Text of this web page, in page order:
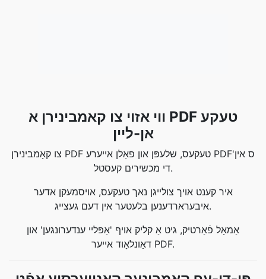
ווי אזוי צו קאמבינירן א PDF טעקע
אן-ליין
צו קאָמבינירן PDF טעקעס, שלעפּן און פאַלן אייערע PDF'ס אין
די מכשירים קעסטל.
איר קענט אויך צולייגן נאך טעקעס, אויסמעקן אדער
איבערארדענען בלעטער אין דעם געצייג.
אַמאָל פֿאַרטיק, גיט אַ קליק אויף 'אַפּליי ענדערונגען' און
דאַונלאָוד אייער PDF.